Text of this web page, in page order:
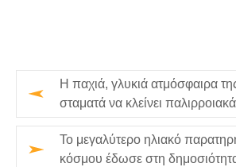
Η παχιά, γλυκιά ατμόσφαιρα
σταματά να κλείνει
Το μεγαλύτερο ηλιακό
κόσμου έδωσε στη